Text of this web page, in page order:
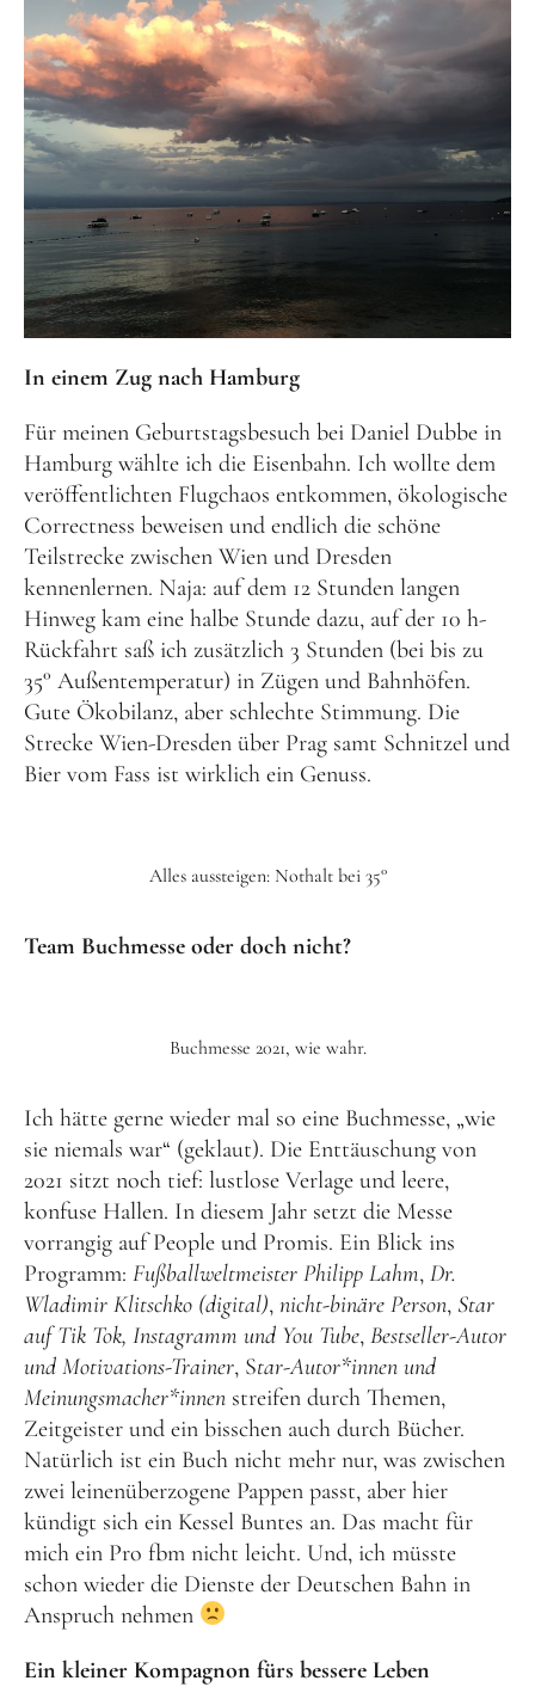
In einem Zug nach Hamburg
Für meinen Geburtstagsbesuch bei Daniel Dubbe in
Hamburg wählte ich die Eisenbahn. Ich wollte dem
veröffentlichten Flugchaos entkommen, ökologische
Correctness beweisen und endlich die schöne
Teilstrecke zwischen Wien und Dresden
kennenlernen. Naja: auf dem 12 Stunden langen
Hinweg kam eine halbe Stunde dazu, auf der 10 h-
Rückfahrt saß ich zusätzlich 3 Stunden (bei bis zu
35° Außentemperatur) in Zügen und Bahnhöfen.
Gute Ökobilanz, aber schlechte Stimmung. Die
Strecke Wien-Dresden über Prag samt Schnitzel und
Bier vom Fass ist wirklich ein Genuss.
Alles aussteigen: Nothalt bei 35°
Team Buchmesse oder doch nicht?
Buchmesse 2021, wie wahr.
Ich hätte gerne wieder mal so eine Buchmesse, „wie
sie niemals war“ (geklaut). Die Enttäuschung von
2021 sitzt noch tief: lustlose Verlage und leere,
konfuse Hallen. In diesem Jahr setzt die Messe
vorrangig auf People und Promis. Ein Blick ins
Programm: Fußballweltmeister Philipp Lahm, Dr.
Wladimir Klitschko (digital), nicht-binäre Person, Star
auf Tik Tok, Instagramm und You Tube, Bestseller-Autor
und Motivations-Trainer, Star-Autor*innen und
Meinungsmacher*innen streifen durch Themen,
Zeitgeister und ein bisschen auch durch Bücher.
Natürlich ist ein Buch nicht mehr nur, was zwischen
zwei leinenüberzogene Pappen passt, aber hier
kündigt sich ein Kessel Buntes an. Das macht für
mich ein Pro fbm nicht leicht. Und, ich müsste
schon wieder die Dienste der Deutschen Bahn in
Anspruch nehmen
Ein kleiner Kompagnon fürs bessere Leben